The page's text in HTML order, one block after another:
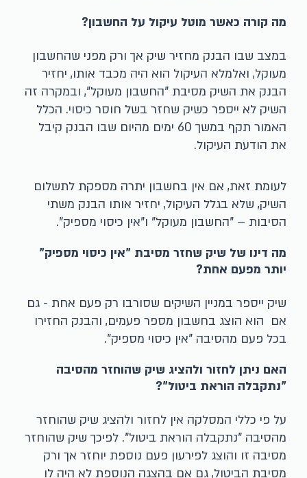
מה קורה כאשר מוטל עיקול על החשבון?
במצב שבו הבנק מחזיר שיק אך ורק מפני שהחשבון
מעוקל, ואלמלא העיקול הוא היה מכבד אותו, יחזיר
הבנק את השיק מסיבת "החשבון מעוקל", ובמקרה זה
השיק לא ייספר כשיק שחזר בשל חוסר כיסוי. הכלל
האמור תקף במשך 60 ימים מהיום שבו הבנק קיבל
את הודעת העיקול.
לעומת זאת, אם אין בחשבון יתרה מספקת לתשלום
השיק, שלא בגלל העיקול, יחזיר אותו הבנק משתי
הסיבות – "החשבון מעוקל" ו"אין כיסוי מספיק".
מה דינו של שיק שחזר מסיבת "אין כיסוי מספיק"
יותר מפעם אחת?
שיק ייספר במניין השיקים שסורבו רק פעם אחת - גם
אם הוא הוצג בחשבון מספר פעמים, והבנק החזירו
בכל פעם מהסיבה "אין כיסוי מספיק".
האם ניתן לחזור ולהציג שיק שהוחזר מהסיבה
"נתקבלה הוראת ביטול"?
על פי כללי המסלקה אין לחזור ולהציג שיק שהוחזר
מהסיבה "נתקבלה הוראת ביטול". לפיכך שיק שהוחזר
מסיבה זו והוצג לפירעון פעם נוספת יוחזר אך ורק
מסיבת הביטול, גם אם בהצגה הנוספת לא היה לו